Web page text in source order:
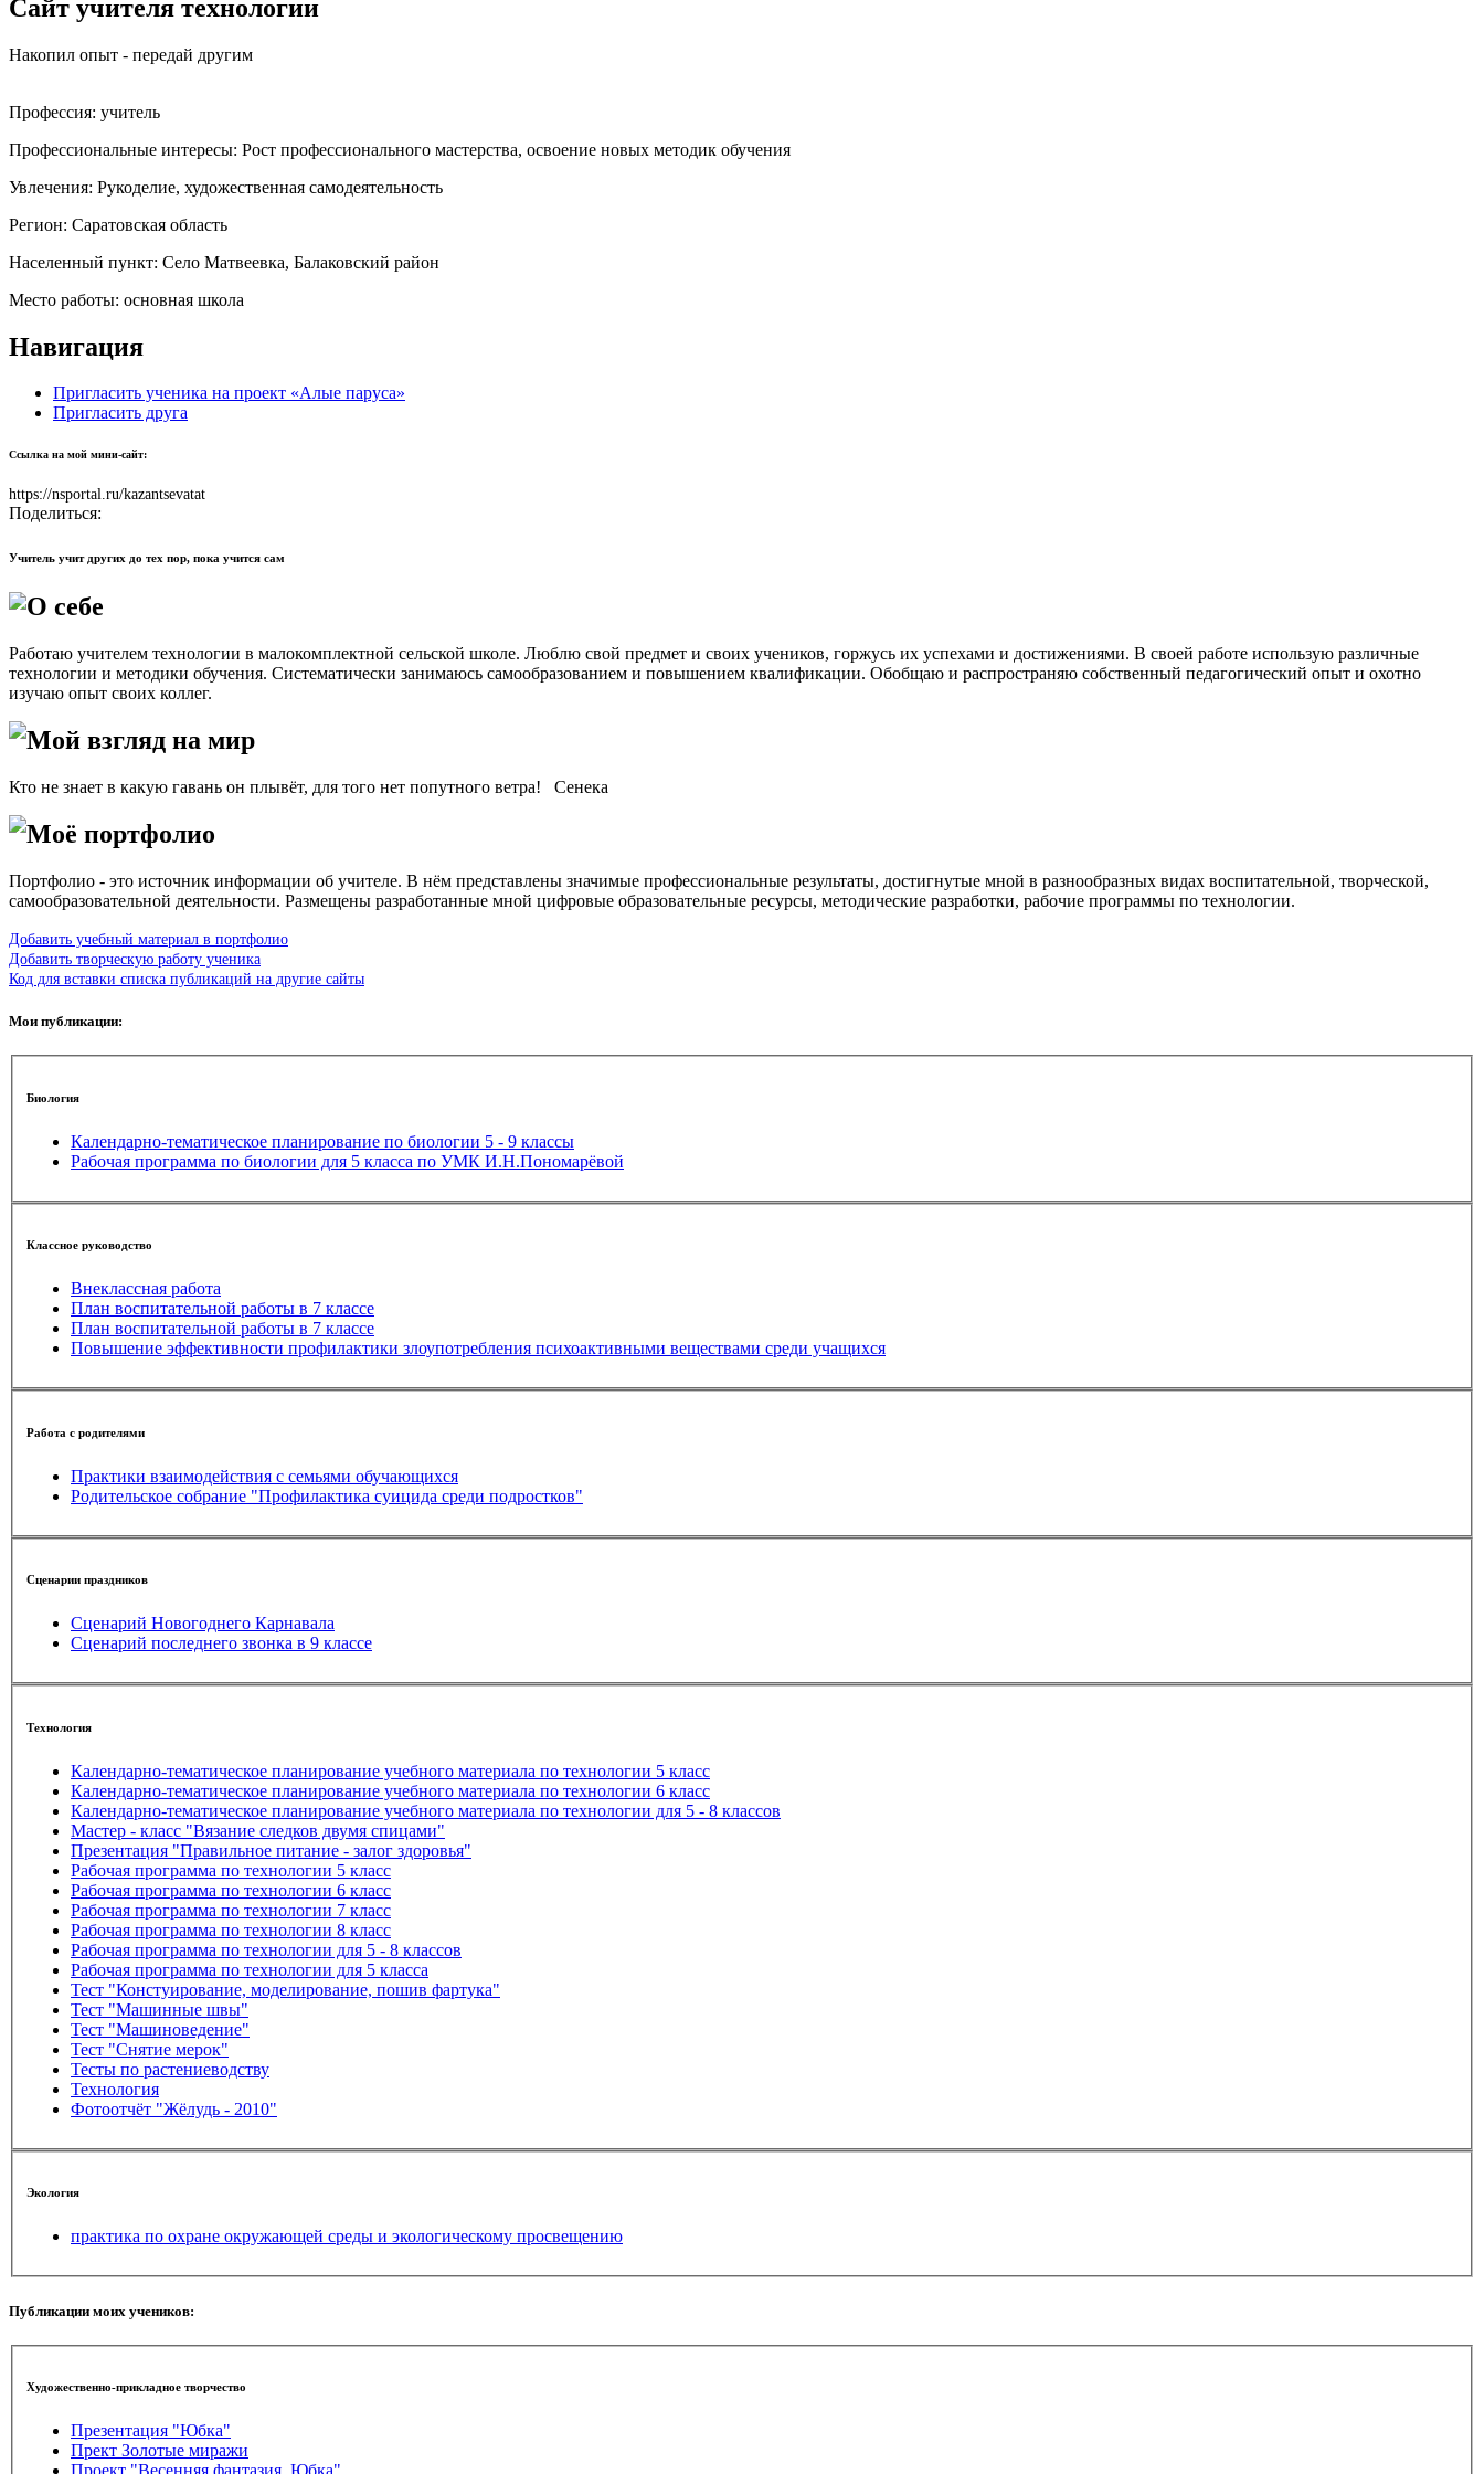
Сайт учителя технологии
Накопил опыт - передай другим
Профессия: учитель
Профессиональные интересы: Рост профессионального мастерства, освоение новых методик обучения
Увлечения: Рукоделие, художественная самодеятельность
Регион: Саратовская область
Населенный пункт: Село Матвеевка, Балаковский район
Место работы: основная школа
Навигация
Пригласить ученика на проект «Алые паруса»
Пригласить друга
Ссылка на мой мини-сайт:
https://nsportal.ru/kazantsevatat
Поделиться:
Учитель учит других до тех пор, пока учится сам
О себе
Работаю учителем технологии в малокомплектной сельской школе. Люблю свой предмет и своих учеников, горжусь их успехами и достижениями. В своей работе использую различные
технологии и методики обучения. Систематически занимаюсь самообразованием и повышением квалификации. Обобщаю и распространяю собственный педагогический опыт и охотно
изучаю опыт своих коллег.
Мой взгляд на мир
Кто не знает в какую гавань он плывёт, для того нет попутного ветра! Сенека
Моё портфолио
Портфолио - это источник информации об учителе. В нём представлены значимые профессиональные результаты, достигнутые мной в разнообразных видах воспитательной, творческой,
самообразовательной деятельности. Размещены разработанные мной цифровые образовательные ресурсы, методические разработки, рабочие программы по технологии.
Добавить учебный материал в портфолио
Добавить творческую работу ученика
Код для вставки списка публикаций на другие сайты
Мои публикации:
Биология
Календарно-тематическое планирование по биологии 5 - 9 классы
Рабочая программа по биологии для 5 класса по УМК И.Н.Пономарёвой
Классное руководство
Внеклассная работа
План воспитательной работы в 7 классе
План воспитательной работы в 7 классе
Повышение эффективности профилактики злоупотребления психоактивными веществами среди учащихся
Работа с родителями
Практики взаимодействия с семьями обучающихся
Родительское собрание "Профилактика суицида среди подростков"
Сценарии праздников
Сценарий Новогоднего Карнавала
Сценарий последнего звонка в 9 классе
Технология
Календарно-тематическое планирование учебного материала по технологии 5 класс
Календарно-тематическое планирование учебного материала по технологии 6 класс
Календарно-тематическое планирование учебного материала по технологии для 5 - 8 классов
Мастер - класс "Вязание следков двумя спицами"
Презентация "Правильное питание - залог здоровья"
Рабочая программа по технологии 5 класс
Рабочая программа по технологии 6 класс
Рабочая программа по технологии 7 класс
Рабочая программа по технологии 8 класс
Рабочая программа по технологии для 5 - 8 классов
Рабочая программа по технологии для 5 класса
Тест "Констуирование, моделирование, пошив фартука"
Тест "Машинные швы"
Тест "Машиноведение"
Тест "Снятие мерок"
Тесты по растениеводству
Технология
Фотоотчёт "Жёлудь - 2010"
Экология
практика по охране окружающей среды и экологическому просвещению
Публикации моих учеников:
Художественно-прикладное творчество
Презентация "Юбка"
Прект Золотые миражи